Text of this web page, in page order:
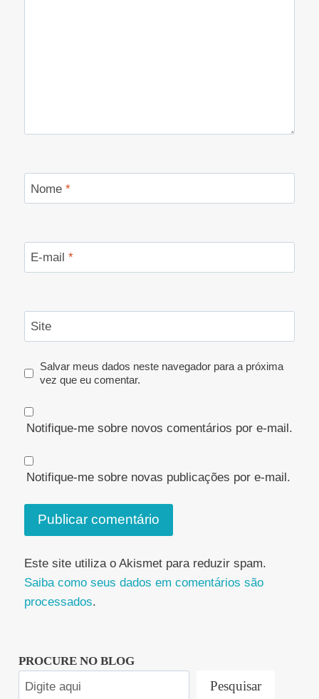
Nome *
E-mail *
Site
Salvar meus dados neste navegador para a próxima
vez que eu comentar.
Notifique-me sobre novos comentários por e-mail.
Notifique-me sobre novas publicações por e-mail.
Este site utiliza o Akismet para reduzir spam.
Saiba como seus dados em comentários são
processados.
PROCURE NO BLOG
Pesquisar